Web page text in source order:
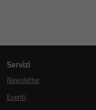
Servizi
Newsletter
Eventi
negli Stati Uniti
conto o a beneficio di